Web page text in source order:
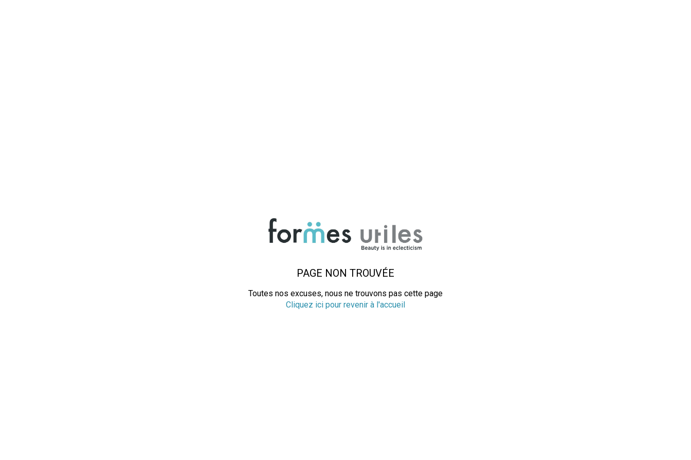
PAGE NON TROUVÉE
Toutes nos excuses, nous ne trouvons pas cette page
Cliquez ici pour revenir à l'accueil